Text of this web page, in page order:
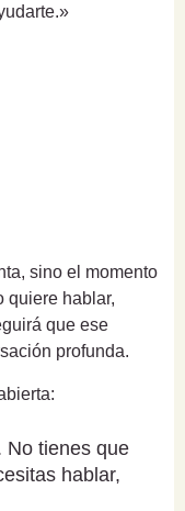
sino el momento
quiere hablar,
que ese
profunda.
No tienes que
hablar,